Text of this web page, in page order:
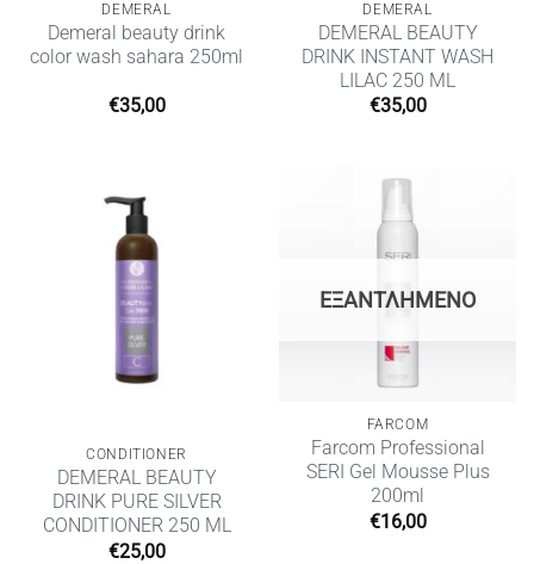
DEMERAL
Demeral beauty drink
color wash sahara 250ml
€35,00
DEMERAL
DEMERAL BEAUTY
DRINK INSTANT WASH
LILAC 250 ML
€35,00
CONDITIONER
DEMERAL BEAUTY
DRINK PURE SILVER
CONDITIONER 250 ML
€25,00
ΕΞΑΝΤΛΗΜΈΝΟ
FARCOM
Farcom Professional
SERI Gel Mousse Plus
200ml
€16,00